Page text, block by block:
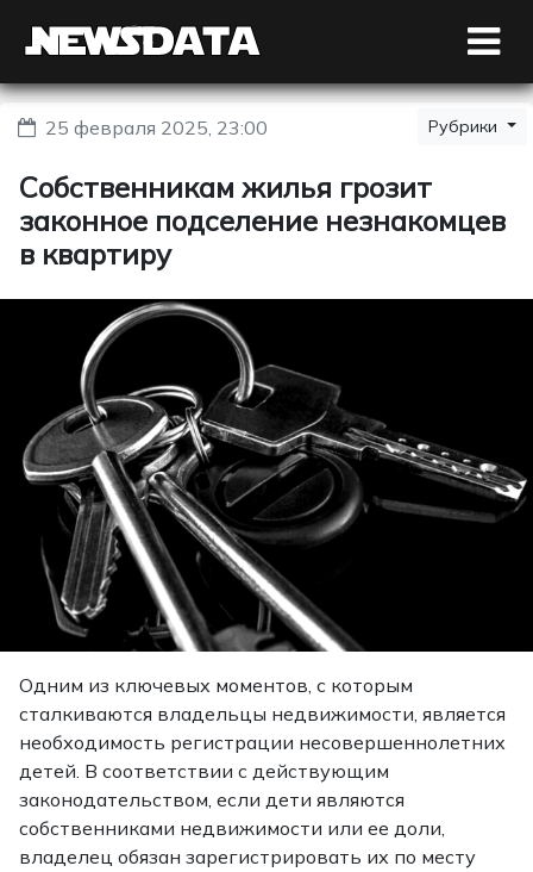
25 февраля 2025, 23:00 Рубрики
Собственникам жилья грозит
законное подселение незнакомцев
в квартиру
Одним из ключевых моментов, с которым
сталкиваются владельцы недвижимости, является
необходимость регистрации несовершеннолетних
детей. В соответствии с действующим
законодательством, если дети являются
собственниками недвижимости или ее доли,
владелец обязан зарегистрировать их по месту